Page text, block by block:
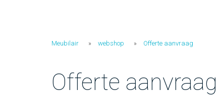
Meubilair webshop Offerte aanvraag
Offerte aanvraag